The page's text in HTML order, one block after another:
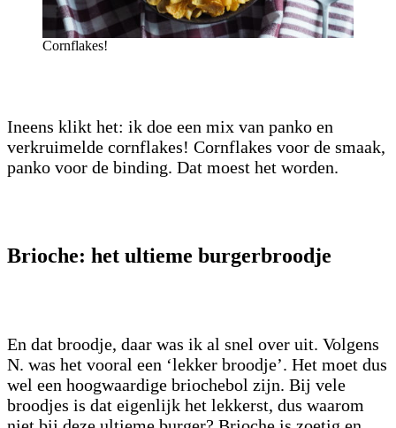
Cornflakes!
Ineens klikt het: ik doe een mix van panko en
verkruimelde cornflakes! Cornflakes voor de smaak,
panko voor de binding. Dat moest het worden.
Brioche: het ultieme burgerbroodje
En dat broodje, daar was ik al snel over uit. Volgens
N. was het vooral een ‘lekker broodje’. Het moet dus
wel een hoogwaardige briochebol zijn. Bij vele
broodjes is dat eigenlijk het lekkerst, dus waarom